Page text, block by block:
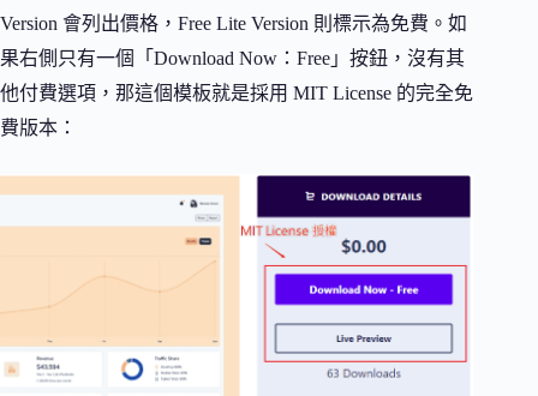
Version 會列出價格，Free Lite Version 則標示為免費。如
果右側只有一個「Download Now：Free」按鈕，沒有其
他付費選項，那這個模板就是採用 MIT License 的完全免
費版本：